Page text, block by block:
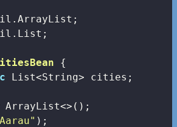
{
List<String> cities;
ArrayList<>();
);